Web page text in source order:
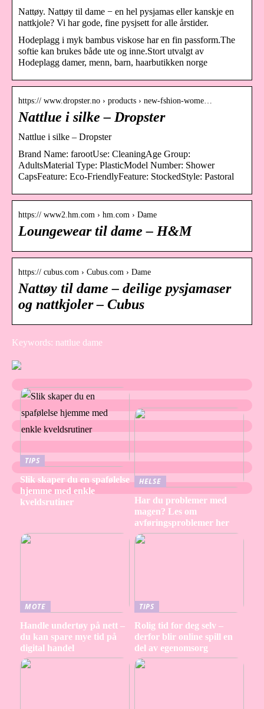
Nattøy. Nattøy til dame − en hel pysjamas eller kanskje en
nattkjole? Vi har gode, fine pysjsett for alle årstider.
Hodeplagg i myk bambus viskose har en fin passform.The
softie kan brukes både ute og inne.Stort utvalgt av
Hodeplagg damer, menn, barn, haarbutikken norge
https:// www.dropster.no › products › new-fshion-wome…
Nattlue i silke – Dropster
Nattlue i silke – Dropster
Brand Name: farootUse: CleaningAge Group:
AdultsMaterial Type: PlasticModel Number: Shower
CapsFeature: Eco-FriendlyFeature: StockedStyle: Pastoral
https:// www2.hm.com › hm.com › Dame
Loungewear til dame – H&M
https:// cubus.com › Cubus.com › Dame
Nattøy til dame – deilige pysjamaser
og nattkjoler – Cubus
Keywords: nattlue dame
TIPS
Slik skaper du en spafølelse
hjemme med enkle
kveldsrutiner
HELSE
Har du problemer med
magen? Les om
avføringsproblemer her
MOTE
Handle undertøy på nett –
du kan spare mye tid på
digital handel
TIPS
Rolig tid for deg selv –
derfor blir online spill en
del av egenomsorg